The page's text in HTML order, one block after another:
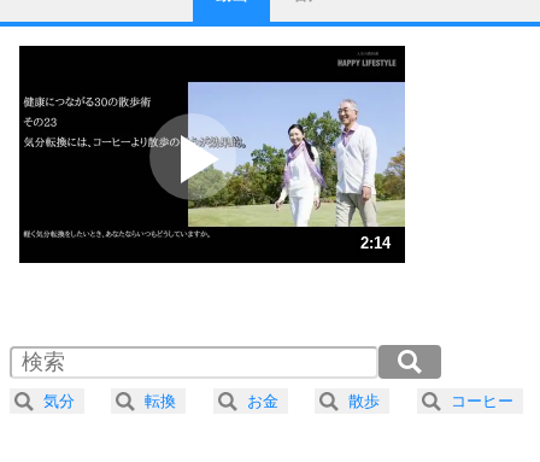
1
他人と比べない。
いっそのこと、他人を見ない。
いらいらしない人になる30の方法
プラス思考
ポジティブになれない原因は、行動しないから。
ポジティブ思考になる30の方法
ストレス対策
人生、なんとかなるもの。
気楽に生きる30の方法
4 器の大きい人は、怒りを優しさで表現する。
プラス思考
2:14
2.0倍速 （264KB 1分7秒）
2.5倍速 （212KB 53秒）
3.0倍速 （176KB 44秒）
気分 転換 お金 散歩 コーヒー